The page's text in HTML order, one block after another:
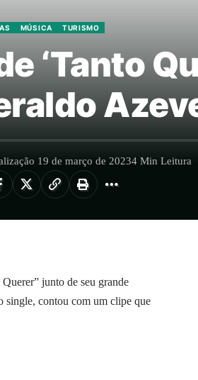
MÚSICA TURISMO
‘Tanto
19 de março de 20234 Min Leitura
junto de seu grande
single, contou com um clipe que